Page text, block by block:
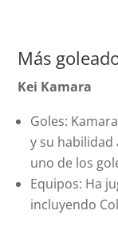
Más
Kei Kamara
Goles:
y su habilidad
uno de los
Equipos: Ha
incluyendo